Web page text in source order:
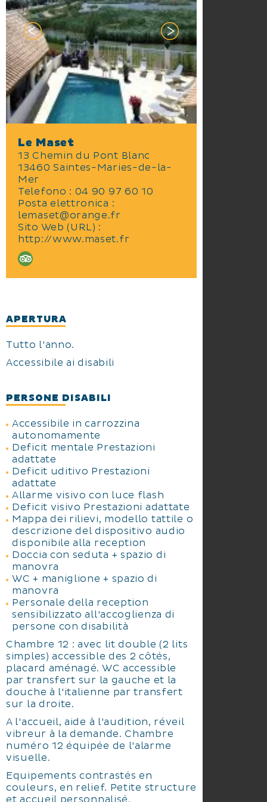
Le Maset
13 Chemin du Pont Blanc
13460 Saintes-Maries-de-la-
Mer
Telefono : 04 90 97 60 10
Posta elettronica :
lemaset@orange.fr
Sito Web (URL) :
http://www.maset.fr
APERTURA
Tutto l'anno.
Accessibile ai disabili
PERSONE DISABILI
Accessibile in carrozzina
autonomamente
Deficit mentale Prestazioni
adattate
Deficit uditivo Prestazioni
adattate
Allarme visivo con luce flash
Deficit visivo Prestazioni adattate
Mappa dei rilievi, modello tattile o
descrizione del dispositivo audio
disponibile alla reception
Doccia con seduta + spazio di
manovra
WC + maniglione + spazio di
manovra
Personale della reception
sensibilizzato all'accoglienza di
persone con disabilità
Chambre 12 : avec lit double (2 lits
simples) accessible des 2 côtés,
placard aménagé. WC accessible
par transfert sur la gauche et la
douche à l'italienne par transfert
sur la droite.
A l'accueil, aide à l'audition, réveil
vibreur à la demande. Chambre
numéro 12 équipée de l'alarme
visuelle.
Equipements contrastés en
couleurs, en relief. Petite structure
et accueil personnalisé.